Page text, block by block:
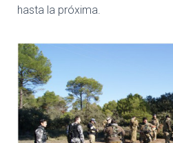
hasta la próxima.